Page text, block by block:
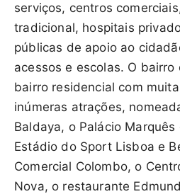
serviços, centros
tradicional, hospitais
públicas de apoio ao
acessos e escolas. O bairro
bairro residencial com
inúmeras atrações,
Baldaya, o Palácio
Estádio do Sport Lisboa e
Comercial Colombo, o
Nova, o restaurante